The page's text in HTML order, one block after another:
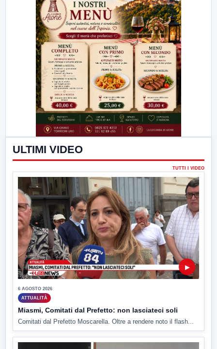
ULTIMI VIDEO
TUTTI I VIDEO
▶
6 AGOSTO 2026
ATTUALITÀ
Miasmi, Comitati dal Prefetto: non lasciateci soli
Comitati dal Prefetto Moscarella. Oltre a rendere noto il flash...